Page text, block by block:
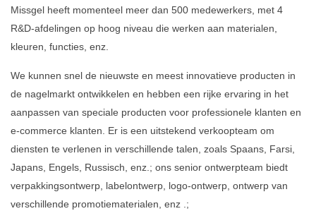
Missgel heeft momenteel meer dan 500 medewerkers, met 4
R&D-afdelingen op hoog niveau die werken aan materialen,
kleuren, functies, enz.
We kunnen snel de nieuwste en meest innovatieve producten in
de nagelmarkt ontwikkelen en hebben een rijke ervaring in het
aanpassen van speciale producten voor professionele klanten en
e-commerce klanten. Er is een uitstekend verkoopteam om
diensten te verlenen in verschillende talen, zoals Spaans, Farsi,
Japans, Engels, Russisch, enz.; ons senior ontwerpteam biedt
verpakkingsontwerp, labelontwerp, logo-ontwerp, ontwerp van
verschillende promotiematerialen, enz .;